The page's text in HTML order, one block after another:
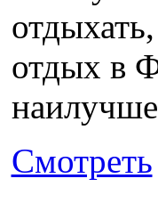
отдых в
Смотреть